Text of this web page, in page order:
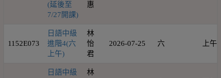
(延後至
7/27開課)
惠
1152E073
日語中級
進階4(六
上午)
林
怡
君
2026-07-25 六 上午
日語中級
林